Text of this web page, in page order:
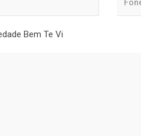
Bem Te Vi